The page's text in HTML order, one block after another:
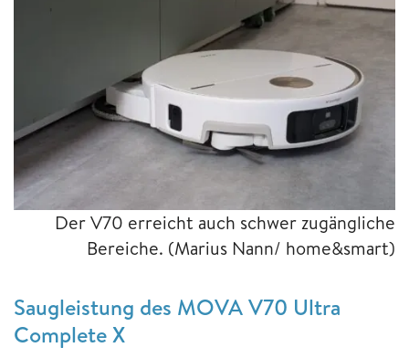
Der V70 erreicht auch schwer zugängliche
Bereiche. (Marius Nann/ home&smart)
Saugleistung des MOVA V70 Ultra
Complete X